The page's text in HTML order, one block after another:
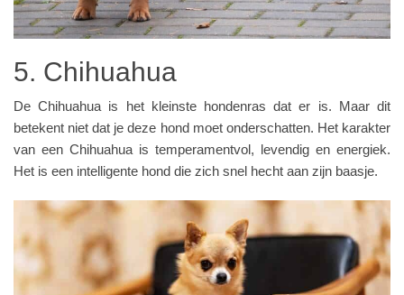
5. Chihuahua
De Chihuahua is het kleinste hondenras dat er is. Maar dit
betekent niet dat je deze hond moet onderschatten. Het karakter
van een Chihuahua is temperamentvol, levendig en energiek.
Het is een intelligente hond die zich snel hecht aan zijn baasje.